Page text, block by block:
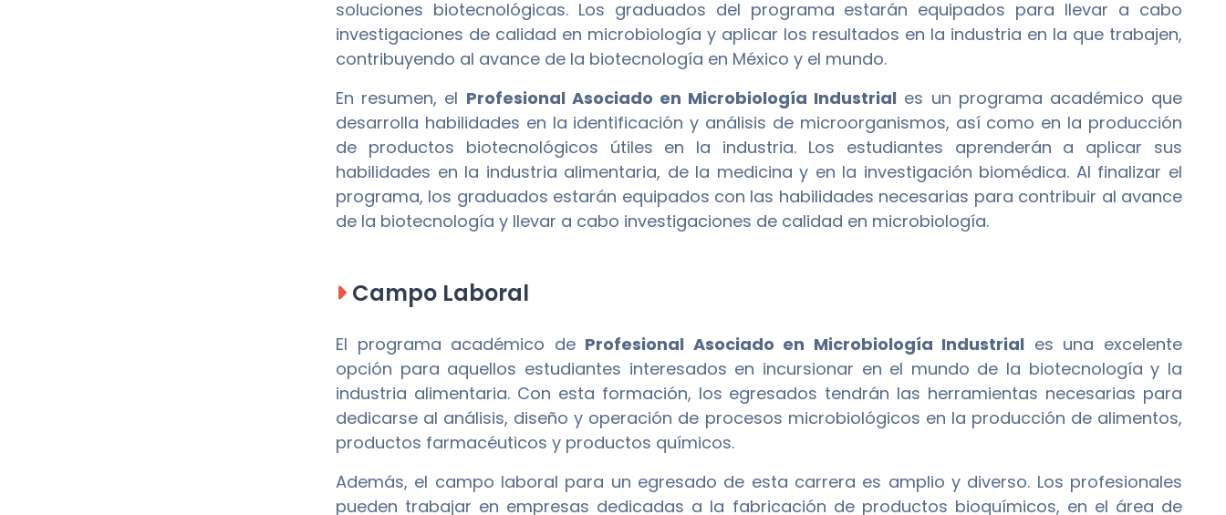
soluciones biotecnológicas. Los graduados del programa estarán equipados para llevar a cabo
investigaciones de calidad en microbiología y aplicar los resultados en la industria en la que trabajen,
contribuyendo al avance de la biotecnología en México y el mundo.
En resumen, el Profesional Asociado en Microbiología Industrial es un programa académico que
desarrolla habilidades en la identificación y análisis de microorganismos, así como en la producción
de productos biotecnológicos útiles en la industria. Los estudiantes aprenderán a aplicar sus
habilidades en la industria alimentaria, de la medicina y en la investigación biomédica. Al finalizar el
programa, los graduados estarán equipados con las habilidades necesarias para contribuir al avance
de la biotecnología y llevar a cabo investigaciones de calidad en microbiología.
Campo Laboral
El programa académico de Profesional Asociado en Microbiología Industrial es una excelente
opción para aquellos estudiantes interesados en incursionar en el mundo de la biotecnología y la
industria alimentaria. Con esta formación, los egresados tendrán las herramientas necesarias para
dedicarse al análisis, diseño y operación de procesos microbiológicos en la producción de alimentos,
productos farmacéuticos y productos químicos.
Además, el campo laboral para un egresado de esta carrera es amplio y diverso. Los profesionales
pueden trabajar en empresas dedicadas a la fabricación de productos bioquímicos, en el área de